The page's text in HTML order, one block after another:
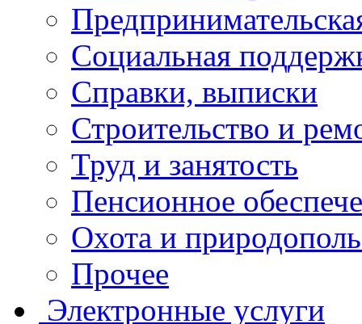
Социальная
Справки, выписки
Строительство и
Труд и занятость
Пенсионное
Охота и
Прочее
Электронные услуги